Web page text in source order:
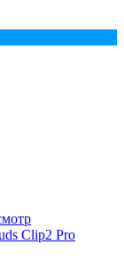
Clip2 Pro